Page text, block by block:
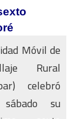
Móvil de
Rural
celebró
su